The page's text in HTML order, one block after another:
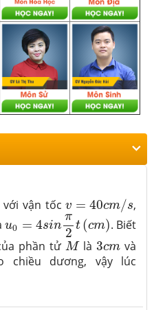
với vận tốcv = 40cm/s
v 40cm/s
,
u0 = 4sin
π
2
t (cm)
u0 =4s nπ2t (cm)
. Biết
phần tử M
Mlà3cm
3cm và
chiều dương, vậy lúc